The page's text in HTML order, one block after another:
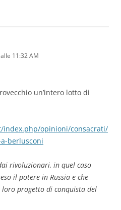
11:32 AM
un’intero lotto di
opinioni/consacrati/
berlusconi
rivoluzionari, in quel caso
il potere in Russia e che
progetto di conquista del